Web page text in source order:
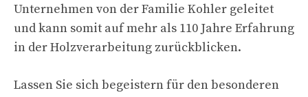
Unternehmen von der Familie Kohler geleitet
und kann somit auf mehr als 110 Jahre Erfahrung
in der Holzverarbeitung zurückblicken.
Lassen Sie sich begeistern für den besonderen